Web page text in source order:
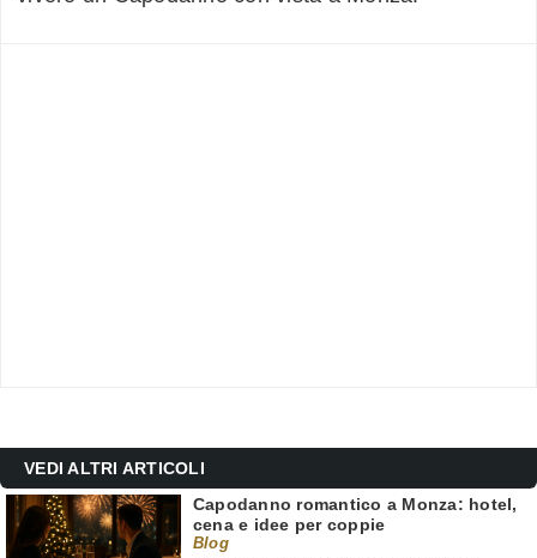
VEDI ALTRI ARTICOLI
Capodanno romantico a Monza: hotel,
cena e idee per coppie
Blog